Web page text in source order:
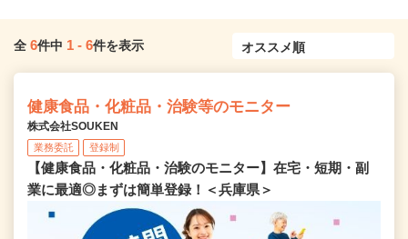
全 6件中 1 - 6件を表示
健康食品・化粧品・治験等のモニター
株式会社SOUKEN
業務委託 登録制
【健康食品・化粧品・治験のモニター】在宅・短期・副
業に最適◎まずは簡単登録！＜兵庫県＞